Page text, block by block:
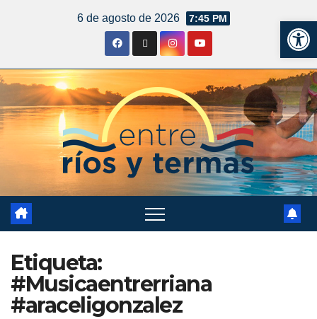
6 de agosto de 2026 7:45 PM
Etiqueta:
#Musicaentrerriana
#araceligonzalez